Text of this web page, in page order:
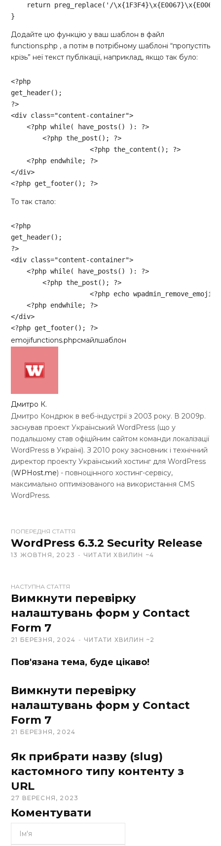
return preg_replace( '/
}
Додайте цю функцію у ваш шаблон в файл
functions.php , а потім в потрібному шаблоні “пропустіть
крізь” неї текст публікації, наприклад, якщо так було:
<?php
?>
<div class="content-container">
<?php while( have_posts() ): ?>
<?php the_post(); ?>
<?php the_content(); ?>
<?php endwhile; ?>
</div>
<?php get_footer(); ?>
То так стало:
<?php
?>
<div class="content-container">
<?php while( have_posts() ): ?>
<?php the_post(); ?>
<?php echo
<?php endwhile; ?>
</div>
<?php get_footer(); ?>
Code language: HTML, XML ( xml)
emojifunctions.phpсмайлшаблон
Дмитро К.
Дмитро Кондрюк в веб-індустрії з 2003 року. В 2009р.
заснував проект Український WordPress (що у
подальшому став офіційним сайтом команди локалізації
WordPress в Україні). З 2010 року засновник і технічний
директор проекту Український хостинг для WordPress
(WPHost.me) - повноцінного хостинг-сервісу,
максимально оптимізованого на використання CMS
WordPress.
e
b
s
t
e
ПОПЕРЕДНЯ СТАТТЯ
WordPress 6.3.2 Security Release
13 ЖОВТНЯ, 2023 ЧИТАТИ ХВИЛИН ~4
НАСТУПНА СТАТТЯ
Вимкнути перевірку
налаштувань форм у Contact
Form 7
21 БЕРЕЗНЯ, 2024 ЧИТАТИ ХВИЛИН ~2
Пов'язана тема, буде цікаво!
Вимкнути перевірку
налаштувань форм у Contact
Form 7
21 БЕРЕЗНЯ, 2024
Як прибрати назву (slug)
кастомного типу контенту з
URL
27 ВЕРЕСНЯ, 2023
Коментувати